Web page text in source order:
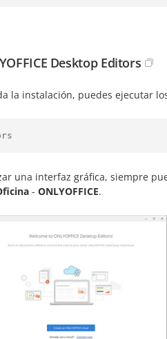
Desktop Editors
la instalación, puedes ejecutar
una interfaz gráfica, siempre
- ONLYOFFICE.